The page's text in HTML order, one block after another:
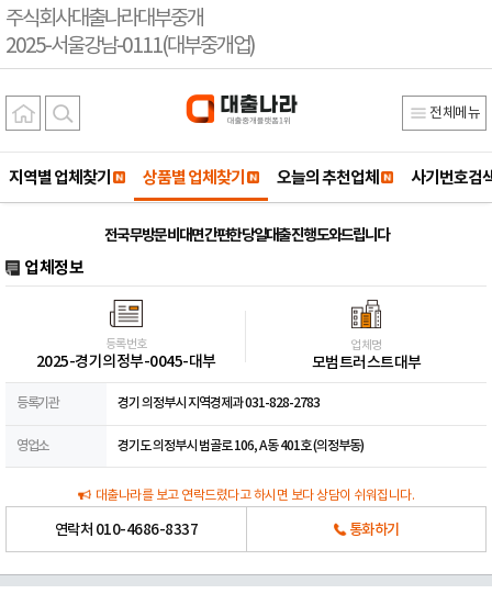
주식회사대출나라대부중개
2025-서울강남-0111(대부중개업)
전체메뉴
지역별 업체찾기 상품별 업체찾기 오늘의 추천업체 사기번호검
전국 무방문 비대면 간편한 당일대출 진행 도와드립니다
업체정보
등록번호
2025-경기의정부-0045-대부
업체명
모범트러스트대부
등록기관 경기 의정부시 지역경제과 031-828-2783
영업소 경기도 의정부시 범골로 106, A동 401호 (의정부동)
대출나라를 보고 연락드렸다고 하시면 보다 상담이 쉬워집니다.
연락처 010-4686-8337 통화하기